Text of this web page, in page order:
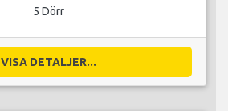
5 Dörr
VISA DETALJER...